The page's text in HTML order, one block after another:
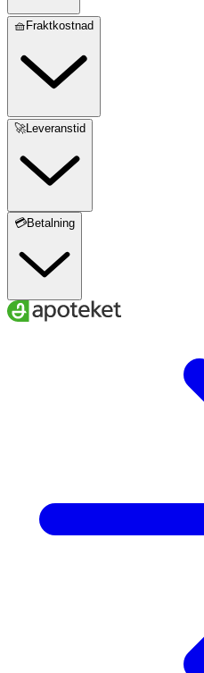
🧺Fraktkostnad
🚀Leveranstid
💳Betalning